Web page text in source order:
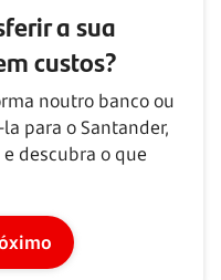
a sua
custos?
noutro banco ou
para o Santander,
descubra o que